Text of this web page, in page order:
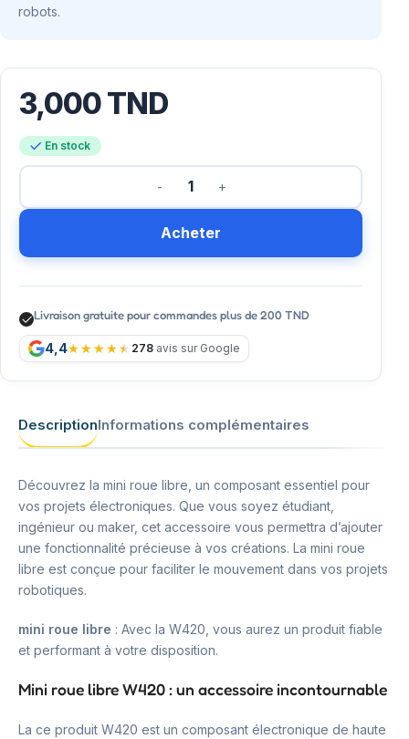
robots.
3,000TND
En stock
Acheter
Livraison gratuite pour commandes plus de 200 TND
4,4 278 avis sur Google
DescriptionInformations complémentaires
Découvrez la mini roue libre, un composant essentiel pour
vos projets électroniques. Que vous soyez étudiant,
ingénieur ou maker, cet accessoire vous permettra d’ajouter
une fonctionnalité précieuse à vos créations. La mini roue
libre est conçue pour faciliter le mouvement dans vos projets
robotiques.
mini roue libre : Avec la W420, vous aurez un produit fiable
et performant à votre disposition.
Mini roue libre W420 : un accessoire incontournable
La ce produit W420 est un composant électronique de haute